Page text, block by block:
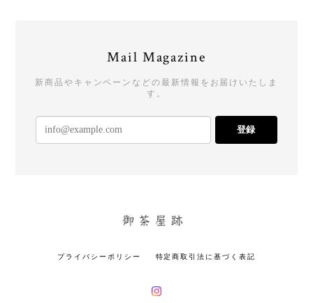
Mail Magazine
新商品やキャンペーンなどの最新情報をお届けいたしま
す。
登録
プライバシーポリシー 特定商取引法に基づく表記